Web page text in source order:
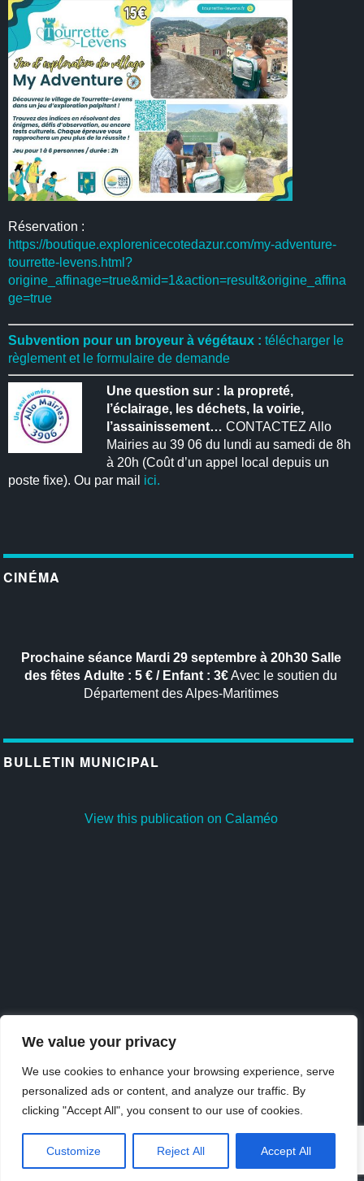
We value your privacy
We use cookies to enhance your browsing experience, serve
personalized ads or content, and analyze our traffic. By
clicking "Accept All", you consent to our use of cookies.
Customize Reject All Accept All
Réservation :
https://boutique.explorenicecotedazur.com/my-adventure-
tourrette-levens.html?
origine_affinage=true&mid=1&action=result&origine_affina
ge=true
Subvention pour un broyeur à végétaux : télécharger le
règlement et le formulaire de demande
Une question sur : la propreté,
l’éclairage, les déchets, la voirie,
l’assainissement… CONTACTEZ Allo
Mairies au 39 06 du lundi au samedi de 8h
à 20h (Coût d’un appel local depuis un
poste fixe). Ou par mail ici.
CINÉMA
Prochaine séanceMardi 29 septembre à 20h30 Salle
des fêtes Adulte : 5 € / Enfant : 3€Avec le soutien du
Département des Alpes-Maritimes
BULLETIN MUNICIPAL
View this publication on Calaméo
Publish atCalaméoor browsethe library.